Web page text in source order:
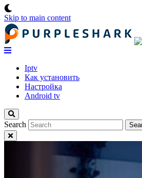
Skip to main content
Iptv
Как установить
Настройка
Android tv
Search